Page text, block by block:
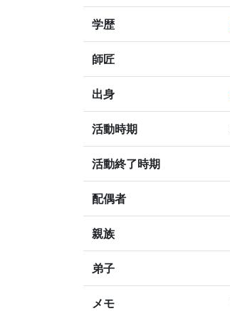
学歴
師匠
出身
活動時期
活動終了時期
配偶者
親族
弟子
メモ